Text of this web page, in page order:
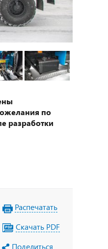
по
разработки
Распечатать
Скачать PDF
Поделиться